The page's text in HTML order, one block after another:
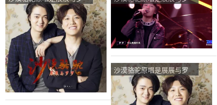
罗，由〆圉鍢﹄苼ゾ【休息
中】翻唱(播放:102)
罗，由郑好仰望星空雨夜思
月 翻唱(播放:68)
沙漠骆驼原唱是展展与罗
罗，由你不曾属于我翻唱
(播放:21)